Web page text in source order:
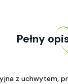
Pełny
z uchwytem,